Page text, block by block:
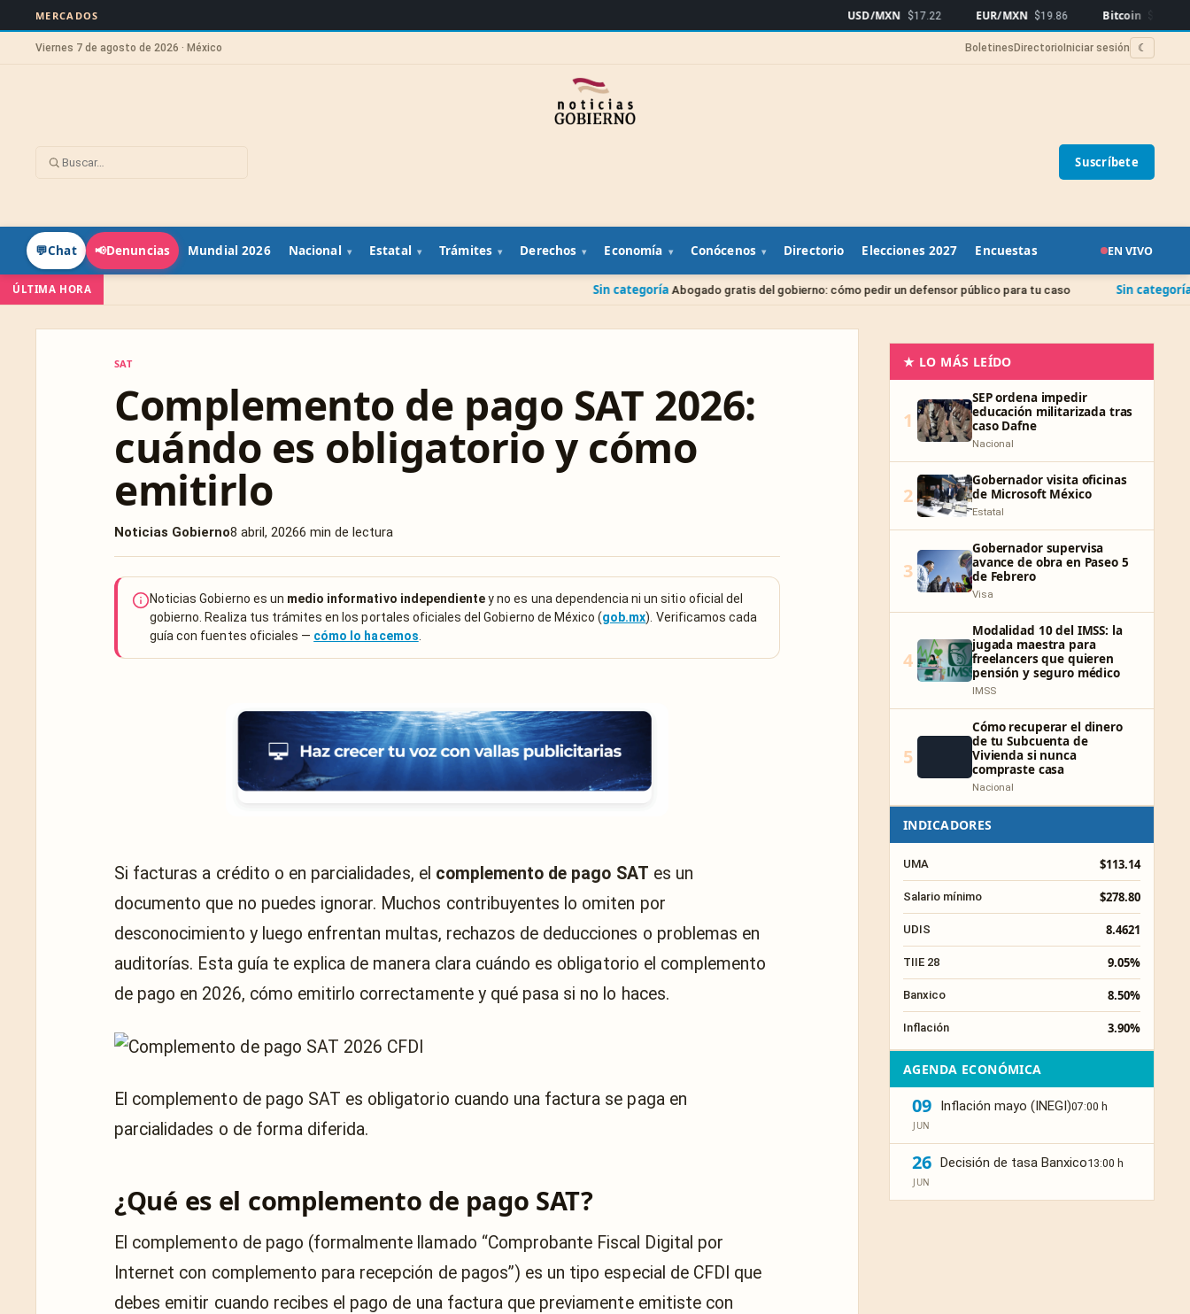
MERCADOS USD/MXN $17.22 EUR/MXN $19.86 Bitcoin $64,691▼0.05%
Viernes 7 de agosto de 2026 · México Boletines Directorio Iniciar sesión ☾
Suscríbete
💬Chat 📢Denuncias Mundial 2026 Nacional Estatal Trámites Derechos Economía Conócenos Directorio Elecciones 2027 Encuestas EN VIVO
ÚLTIMA HORA Abogado gratis del gobierno: cómo pedir un defensor público para tu caso Sin categoría Juicio de
SAT
Complemento de pago SAT 2026:
cuándo es obligatorio y cómo
emitirlo
Noticias Gobierno8 abril, 20266 min de lectura
Noticias Gobierno es un medio informativo independientey no es una dependencia ni un sitio oficial del
gobierno. Realiza tus trámites en los portales oficiales del Gobierno de México (gob.mx). Verificamos cada
guía con fuentes oficiales — cómo lo hacemos
Si facturas a crédito o en parcialidades, el complemento de pago SAT es un
documento que no puedes ignorar. Muchos contribuyentes lo omiten por
desconocimiento y luego enfrentan multas, rechazos de deducciones o problemas en
auditorías. Esta guía te explica de manera clara cuándo es obligatorio el complemento
de pago en 2026, cómo emitirlo correctamente y qué pasa si no lo haces.
El complemento de pago SAT es obligatorio cuando una factura se paga en
parcialidades o de forma diferida.
¿Qué es el complemento de pago SAT?
El complemento de pago (formalmente llamado “Comprobante Fiscal Digital por
Internet con complemento para recepción de pagos”) es un tipo especial de CFDI que
debes emitir cuando recibes el pago de una factura que previamente emitiste con
★ LO MÁS LEÍDO
1
SEP ordena impedir
educación militarizada tras
caso Dafne
Nacional
2
Gobernador visita oficinas
de Microsoft México
Estatal
3
Gobernador supervisa
avance de obra en Paseo 5
de Febrero
Visa
4
Modalidad 10 del IMSS: la
jugada maestra para
freelancers que quieren
pensión y seguro médico
IMSS
5
Cómo recuperar el dinero
de tu Subcuenta de
Vivienda si nunca
compraste casa
Nacional
INDICADORES
UMA $113.14
Salario mínimo $278.80
UDIS 8.4621
TIIE 28 9.05%
Banxico 8.50%
Inflación 3.90%
AGENDA ECONÓMICA
09
JUN
Inflación mayo (INEGI)07:00 h
26
JUN
Decisión de tasa Banxico13:00 h